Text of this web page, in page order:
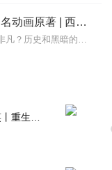
0
力? “一个试卷师，二
团，一个历史大刀
我们的兵力有多少”
投降。”传令兵：等
诡秘之主 | 多人有声剧丨同名动画原著 | 西幻克苏鲁 | 乌贼作品
蒸汽与机械的浪潮中，谁能触及非凡？历史和黑暗的迷雾里，又是谁在耳语？我从诡秘中醒来，睁眼看见这个世界：枪械，大炮，巨舰，飞空艇，差分机；魔药，占卜，诅咒，倒吊人...